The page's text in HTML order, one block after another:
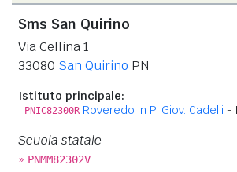
Sms San Quirino
Via Cellina 1
33080 San Quirino PN
Istituto principale:
PNIC82300R Roveredo in P. Giov. Cadelli -
Scuola statale
» PNMM82302V